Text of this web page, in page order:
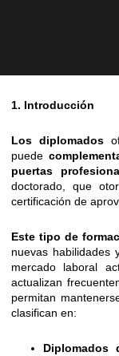
1. Introducción
Los diplomados
puede
puertas
doctorado, que
certificación de
Este tipo de
nuevas habilidades
mercado laboral
actualizan
permitan
clasifican en:
Diplomados